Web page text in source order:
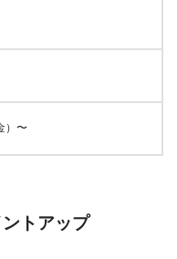
）〜
トアップ